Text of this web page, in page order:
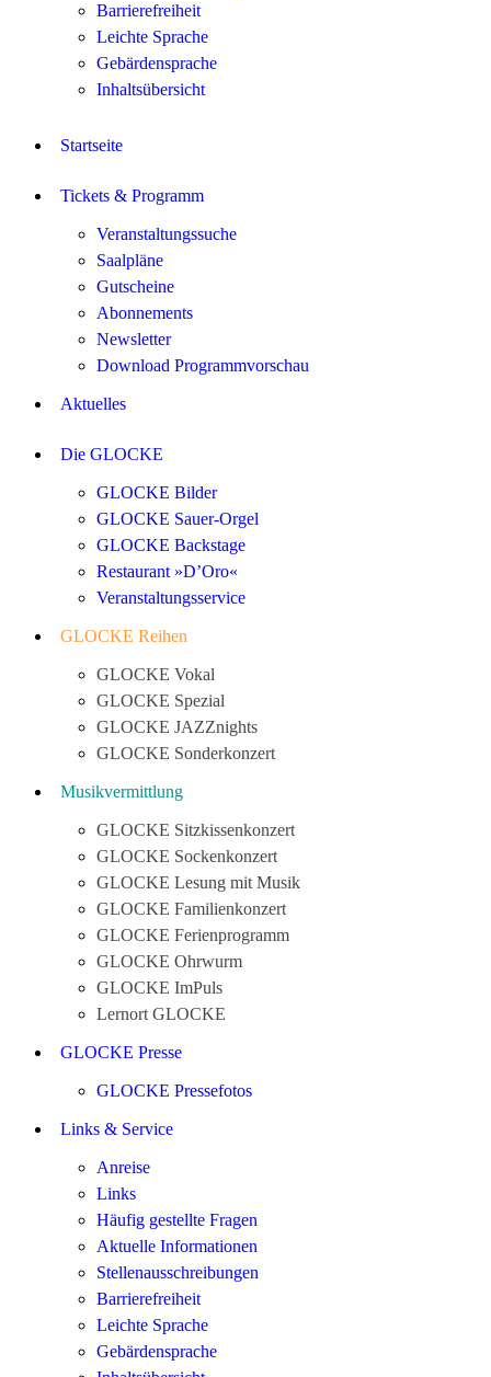
Barrierefreiheit
Leichte Sprache
Gebärdensprache
Inhaltsübersicht
Startseite
Tickets & Programm
Veranstaltungssuche
Saalpläne
Gutscheine
Abonnements
Newsletter
Download Programmvorschau
Aktuelles
Die GLOCKE
GLOCKE Bilder
GLOCKE Sauer-Orgel
GLOCKE Backstage
Restaurant »D’Oro«
Veranstaltungsservice
GLOCKE Reihen
GLOCKE Vokal
GLOCKE Spezial
GLOCKE JAZZnights
GLOCKE Sonderkonzert
Musikvermittlung
GLOCKE Sitzkissenkonzert
GLOCKE Sockenkonzert
GLOCKE Lesung mit Musik
GLOCKE Familienkonzert
GLOCKE Ferienprogramm
GLOCKE Ohrwurm
GLOCKE ImPuls
Lernort GLOCKE
GLOCKE Presse
GLOCKE Pressefotos
Links & Service
Anreise
Links
Häufig gestellte Fragen
Aktuelle Informationen
Stellenausschreibungen
Barrierefreiheit
Leichte Sprache
Gebärdensprache